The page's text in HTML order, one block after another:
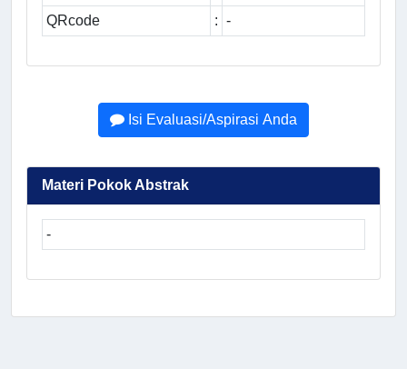
QRcode
: -
Isi Evaluasi/Aspirasi Anda
Materi Pokok Abstrak
-